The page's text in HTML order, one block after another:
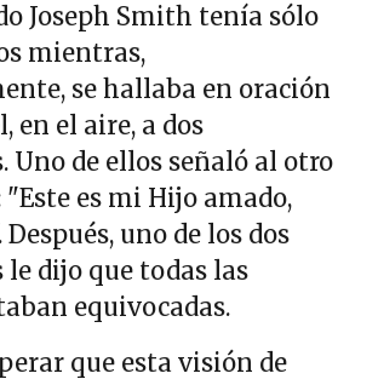
Joseph Smith tenía sólo
mientras,
se hallaba en oración
en el aire, a dos
Uno de ellos señaló al otro
es mi Hijo amado,
Después, uno de los dos
le dijo que todas las
equivocadas.
que esta visión de